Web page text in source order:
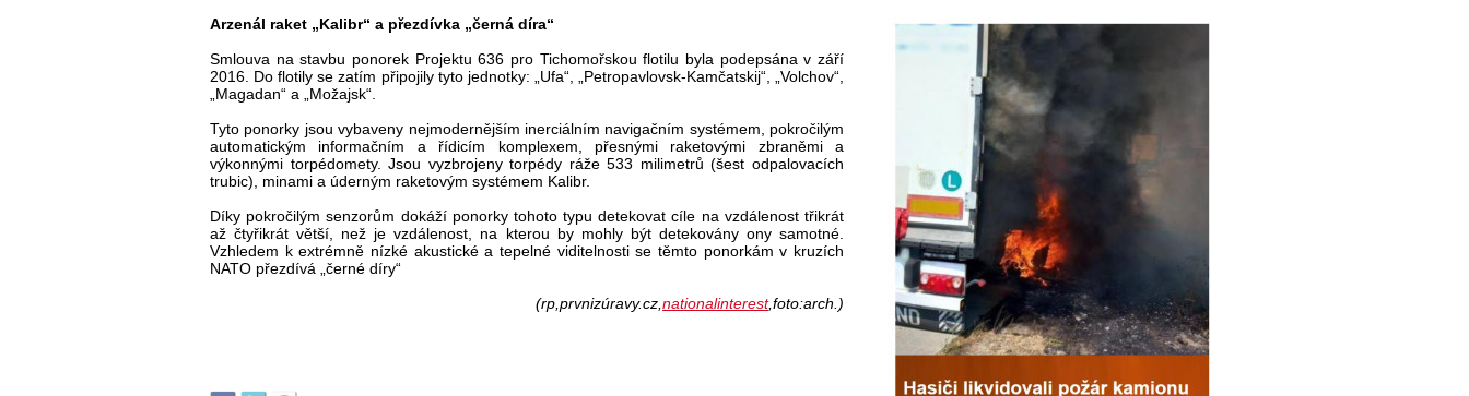
Arzenál raket „Kalibr“ a přezdívka „černá díra“
Smlouva na stavbu ponorek Projektu 636 pro Tichomořskou flotilu byla podepsána v září
2016. Do flotily se zatím připojily tyto jednotky: „Ufa“, „Petropavlovsk-Kamčatskij“, „Volchov“,
„Magadan“ a „Možajsk“.
Tyto ponorky jsou vybaveny nejmodernějším inerciálním navigačním systémem, pokročilým
automatickým informačním a řídicím komplexem, přesnými raketovými zbraněmi a
výkonnými torpédomety. Jsou vyzbrojeny torpédy ráže 533 milimetrů (šest odpalovacích
trubic), minami a úderným raketovým systémem Kalibr.
Díky pokročilým senzorům dokáží ponorky tohoto typu detekovat cíle na vzdálenost třikrát
až čtyřikrát větší, než je vzdálenost, na kterou by mohly být detekovány ony samotné.
Vzhledem k extrémně nízké akustické a tepelné viditelnosti se těmto ponorkám v kruzích
NATO přezdívá „černé díry“
(rp,prvnizúravy.cz, nationalinterest,foto:arch.)